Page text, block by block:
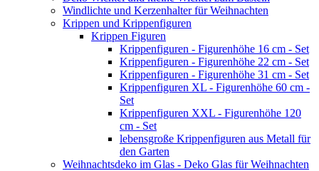
Windlichte und Kerzenhalter für Weihnachten
Krippen und Krippenfiguren
Krippen Figuren
Krippenfiguren - Figurenhöhe 16 cm - Set
Krippenfiguren - Figurenhöhe 22 cm - Set
Krippenfiguren - Figurenhöhe 31 cm - Set
Krippenfiguren XL - Figurenhöhe 60 cm -
Set
Krippenfiguren XXL - Figurenhöhe 120
cm - Set
lebensgroße Krippenfiguren aus Metall für
den Garten
Weihnachtsdeko im Glas - Deko Glas für Weihnachten